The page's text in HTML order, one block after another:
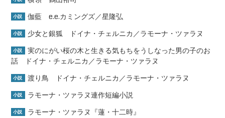
小説 伽藍 e.e.カミングズ／星隆弘
小説 少女と銀狐 ドイナ・チェルニカ／ラモーナ・ツァラヌ
小説
実のにがい桜の木と生きる気もちをうしなった男の子のお
話 ドイナ・チェルニカ／ラモーナ・ツァラヌ
小説 渡り鳥 ドイナ・チェルニカ／ラモーナ・ツァラヌ
小説 ラモーナ・ツァラヌ連作短編小説
小説 ラモーナ・ツァラヌ『蓮・十二時』